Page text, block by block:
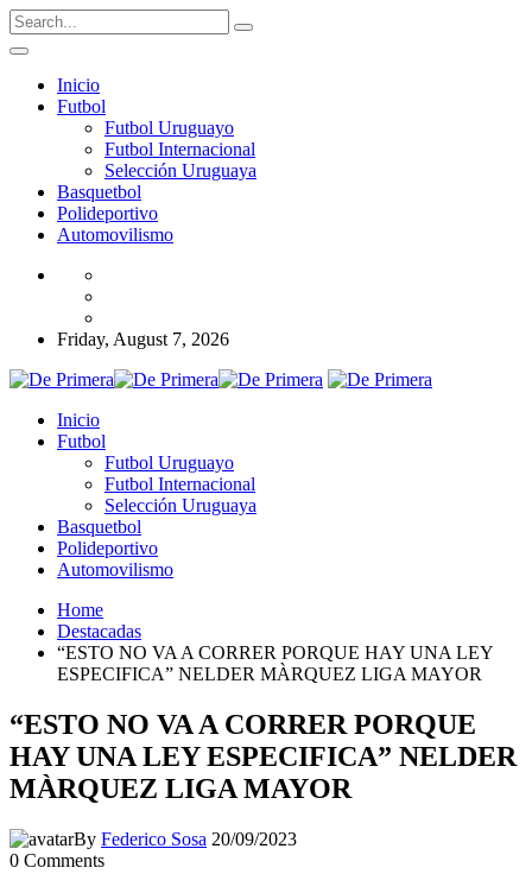
Inicio
Futbol
Futbol Uruguayo
Futbol Internacional
Selección Uruguaya
Basquetbol
Polideportivo
Automovilismo
Friday, August 7, 2026
Inicio
Futbol
Futbol Uruguayo
Futbol Internacional
Selección Uruguaya
Basquetbol
Polideportivo
Automovilismo
Home
Destacadas
“ESTO NO VA A CORRER PORQUE HAY UNA LEY
ESPECIFICA” NELDER MÀRQUEZ LIGA MAYOR
“ESTO NO VA A CORRER PORQUE
HAY UNA LEY ESPECIFICA” NELDER
MÀRQUEZ LIGA MAYOR
By Federico Sosa 20/09/2023
0 Comments